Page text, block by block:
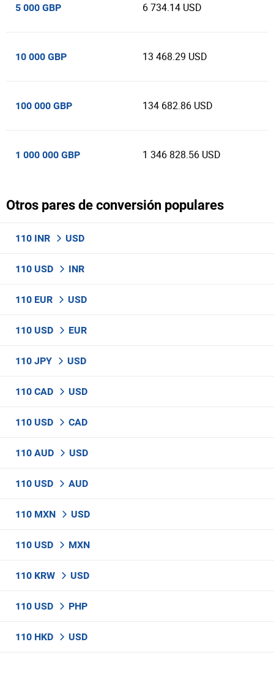
5 000 GBP 6 734.14 USD
10 000 GBP 13 468.29 USD
100 000 GBP 134 682.86 USD
1 000 000 GBP 1 346 828.56 USD
Otros pares de conversión populares
110 INR USD
110 USD INR
110 EUR USD
110 USD EUR
110 JPY USD
110 CAD USD
110 USD CAD
110 AUD USD
110 USD AUD
110 MXN USD
110 USD MXN
110 KRW USD
110 USD PHP
110 HKD USD